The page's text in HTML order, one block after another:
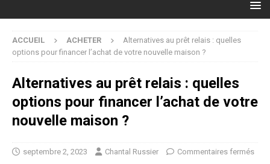
ACCUEIL ACHETER
Alternatives au prêt relais : quelles
options pour financer l’achat de votre nouvelle maison ?
Alternatives au prêt relais : quelles
options pour financer l’achat de votre
nouvelle maison ?
septembre 2, 2023 Chantal Russier Commentaires fermés